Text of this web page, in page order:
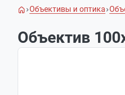
Объективы и оптика
Объектив